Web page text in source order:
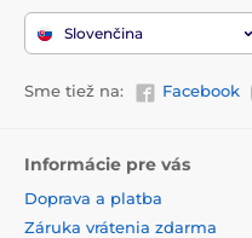
Slovenčina
Sme tiež na: Facebook
Informácie pre vás
Doprava a platba
Záruka vrátenia zdarma